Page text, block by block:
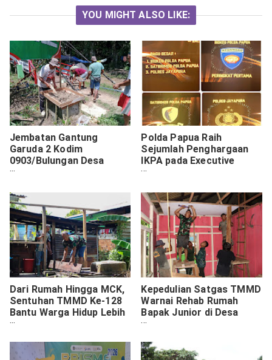
YOU MIGHT ALSO LIKE:
Jembatan Gantung
Garuda 2 Kodim
0903/Bulungan Desa
Tanjung Agung Masuki
Polda Papua Raih
Sejumlah Penghargaan
IKPA pada Executive
Stakeholders Forum 2026
Dari Rumah Hingga MCK,
Sentuhan TMMD Ke-128
Bantu Warga Hidup Lebih
Layak
Kepedulian Satgas TMMD
Warnai Rehab Rumah
Bapak Junior di Desa
Luso